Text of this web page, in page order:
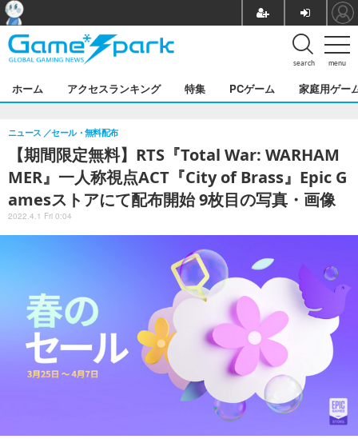
menu
search
ホーム アクセスランキング 特集 PCゲーム 家庭用ゲー
【期間限定無料】RTS『Total War: WARHAM
MER』一人称視点ACT『City of Brass』Epic G
amesストアにて配布開始 9枚目の写真・画像
ニュース セール・無料配布
2022.4.1 Fri 0:04